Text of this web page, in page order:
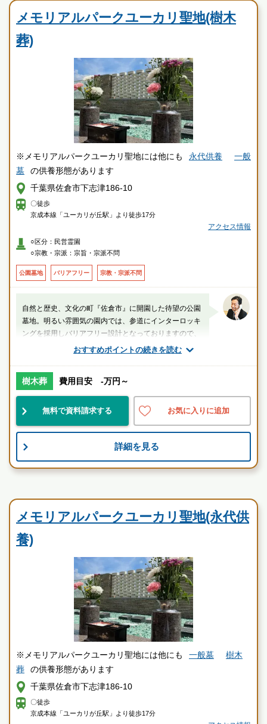
メモリアルパークユーカリ聖地(樹木
葬)
※メモリアルパークユーカリ聖地には他にも 永代供養
一般
墓
の供養形態があります
千葉県佐倉市下志津186-10
〇徒歩
京成本線「ユーカリが丘駅」より徒歩17分
アクセス情報
○区分：民営霊園
○宗教・宗派：宗旨・宗派不問
公園墓地 バリアフリー 宗教・宗派不問
おすすめポイントの続きを読む
自然と歴史、文化の町『佐倉市』に開園した待望の公園
墓地。明るい雰囲気の園内では、参道にインターロッキ
ングを採用しバリアフリー設計となっておりますので、
お年寄りの方や車いすの方でも安心です。
山口（業界歴20年以上）
便利 民営 宗教不問
お墓のことなら何でもご相談ください
現地を見学して実際の雰囲気をお確かめください
す
樹木葬 費用目安 -万円～
無料で資料請求する お気に入りに追加
詳細を見る
メモリアルパークユーカリ聖地(永代供
養)
※メモリアルパークユーカリ聖地には他にも 一般墓
樹木
葬
の供養形態があります
千葉県佐倉市下志津186-10
〇徒歩
京成本線「ユーカリが丘駅」より徒歩17分